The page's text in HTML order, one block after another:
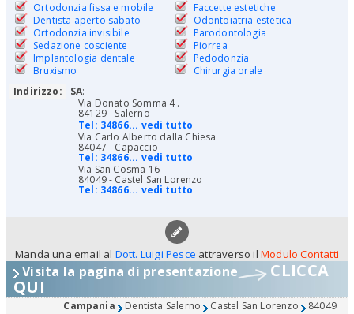
Ortodonzia fissa e mobile
Dentista aperto sabato
Ortodonzia invisibile
Sedazione cosciente
Implantologia dentale
Bruxismo
Faccette estetiche
Odontoiatria estetica
Parodontologia
Piorrea
Pedodonzia
Chirurgia orale
Indirizzo:
SA:
Via Donato Somma 4 .
84129 - Salerno
Tel: 34866... vedi tutto
Via Carlo Alberto dalla Chiesa
84047 - Capaccio
Tel: 34866... vedi tutto
Via San Cosma 16
84049 - Castel San Lorenzo
Tel: 34866... vedi tutto
Manda una email al Dott. Luigi Pesce attraverso ilModulo Contatti
Visita la pagina di presentazione CLICCA
QUI
Campania Dentista Salerno Castel San Lorenzo 84049